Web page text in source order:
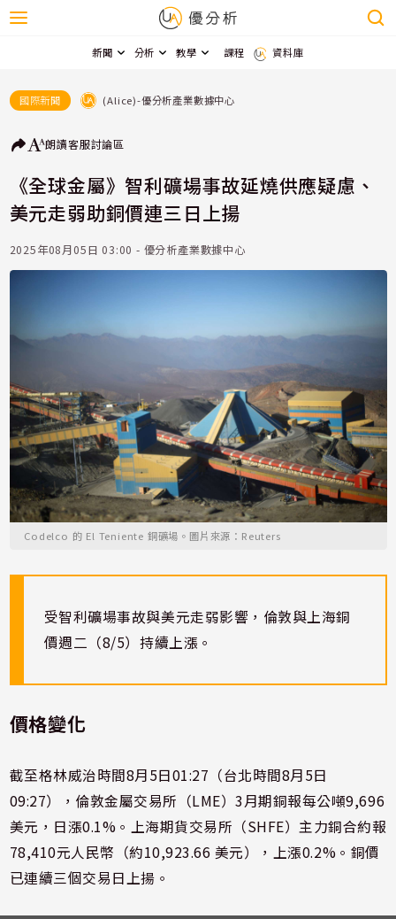
新聞 分析 教學 課程 資料庫
國際新聞 (Alice)-優分析產業數據中心
朗讀客服討論區
《全球金屬》智利礦場事故延燒供應疑慮、
美元走弱助銅價連三日上揚
2025年08月05日 03:00 - 優分析產業數據中心
Codelco 的 El Teniente 銅礦場。圖片來源：Reuters
受智利礦場事故與美元走弱影響，倫敦與上海銅
價週二（8/5）持續上漲。
價格變化
截至格林威治時間8月5日01:27（台北時間8月5日
09:27），倫敦金屬交易所（LME）3月期銅報每公噸9,696
美元，日漲0.1%。上海期貨交易所（SHFE）主力銅合約報
78,410元人民幣（約10,923.66 美元），上漲0.2%。銅價
已連續三個交易日上揚。